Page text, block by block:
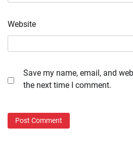
Website
Save my name, email, and
the next time I comment.